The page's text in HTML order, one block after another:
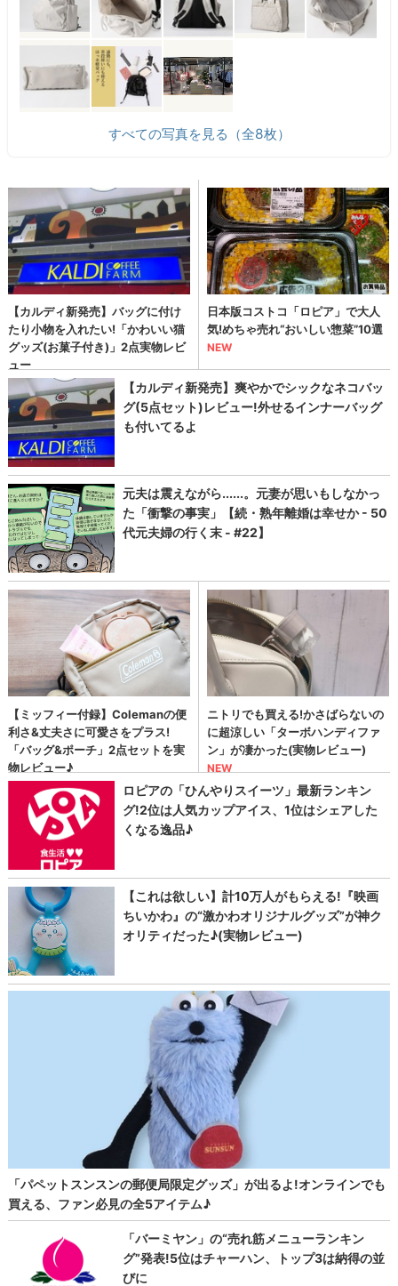
すべての写真を見る（全8枚）